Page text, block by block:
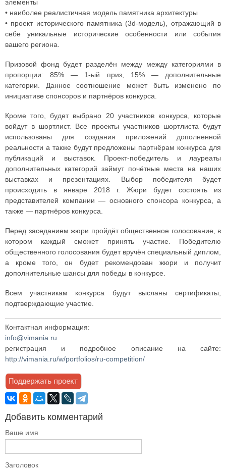
элементы
• наиболее реалистичная модель памятника архитектуры
• проект исторического памятника (3d-модель), отражающий в
себе уникальные исторические особенности или события
вашего региона.
Призовой фонд будет разделён между между категориями в
пропорции: 85% — 1-ый приз, 15% — дополнительные
категории. Данное соотношение может быть изменено по
инициативе спонсоров и партнёров конкурса.
Кроме того, будет выбрано 20 участников конкурса, которые
войдут в шортлист. Все проекты участников шортлиста будут
использованы для создания приложений дополненной
реальности а также будут предложены партнёрам конкурса для
публикаций и выставок. Проект-победитель и лауреаты
дополнительных категорий займут почётные места на наших
выставках и презентациях. Выбор победителя будет
происходить в январе 2018 г. Жюри будет состоять из
представителей компании — основного спонсора конкурса, а
также — партнёров конкурса.
Перед заседанием жюри пройдёт общественное голосование, в
котором каждый сможет принять участие. Победителю
общественного голосования будет вручён специальный диплом,
а кроме того, он будет рекомендован жюри и получит
дополнительные шансы для победы в конкурсе.
Всем участникам конкурса будут высланы сертификаты,
подтверждающие участие.
Контактная информация:
info@vimania.ru
регистрация и подробное описание на сайте:
http://vimania.ru/w/portfolios/ru-competition/
Добавить комментарий
Ваше имя
Заголовок